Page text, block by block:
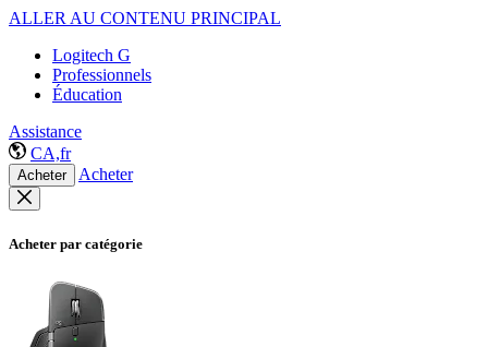
ALLER AU CONTENU PRINCIPAL
Logitech G
Professionnels
Éducation
Assistance
CA,fr
Acheter Acheter
Acheter par catégorie